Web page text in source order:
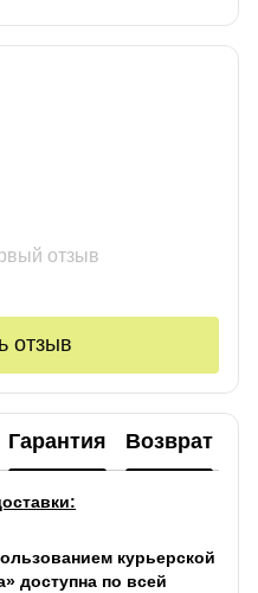
отзыв
отзыв
Гарантия Возврат
курьерской
доступна по всей